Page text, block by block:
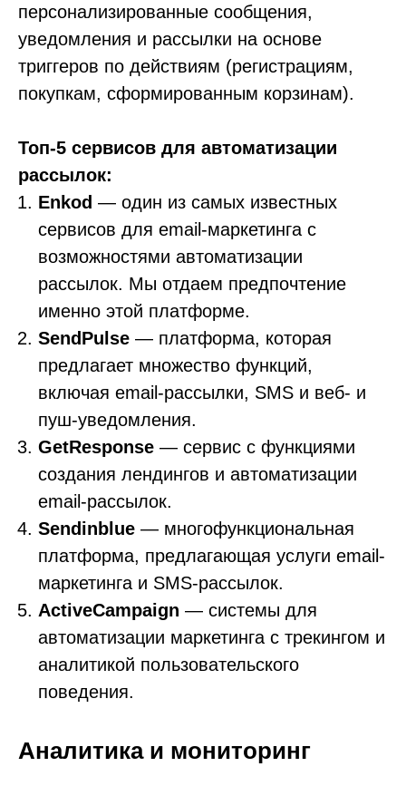
персонализированные сообщения,
уведомления и рассылки на основе
триггеров по действиям (регистрациям,
покупкам, сформированным корзинам).
Топ-5 сервисов для автоматизации
рассылок:
Enkod — один из самых известных
сервисов для email-маркетинга с
возможностями автоматизации
рассылок. Мы отдаем предпочтение
именно этой платформе.
SendPulse — платформа, которая
предлагает множество функций,
включая email-рассылки, SMS и веб- и
пуш-уведомления.
GetResponse — сервис с функциями
создания лендингов и автоматизации
email-рассылок.
Sendinblue — многофункциональная
платформа, предлагающая услуги email-
маркетинга и SMS-рассылок.
ActiveCampaign — системы для
автоматизации маркетинга с трекингом и
аналитикой пользовательского
поведения.
Аналитика и мониторинг